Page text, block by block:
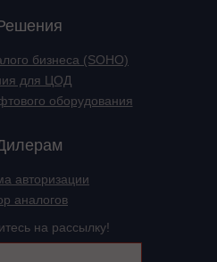
бизнеса (SOHO)
для ЦОД
оборудования
авторизации
аналогов
на рассылку!